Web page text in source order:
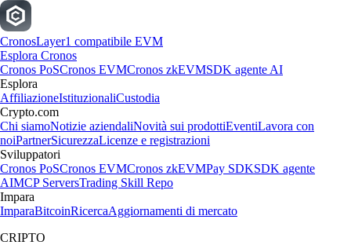
CronosLayer1 compatibile EVM
Esplora Cronos
Cronos PoSCronos EVMCronos zkEVMSDK agente AI
Esplora
AffiliazioneIstituzionaliCustodia
Crypto.com
Chi siamoNotizie aziendaliNovità sui prodottiEventiLavora con
noiPartnerSicurezzaLicenze e registrazioni
Sviluppatori
Cronos PoSCronos EVMCronos zkEVMPay SDKSDK agente
AIMCP ServersTrading Skill Repo
Impara
ImparaBitcoinRicercaAggiornamenti di mercato
CRIPTO